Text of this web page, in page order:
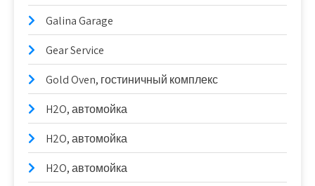
Galina Garage
Gear Service
Gold Oven, гостиничный комплекс
H2O, автомойка
H2O, автомойка
H2O, автомойка